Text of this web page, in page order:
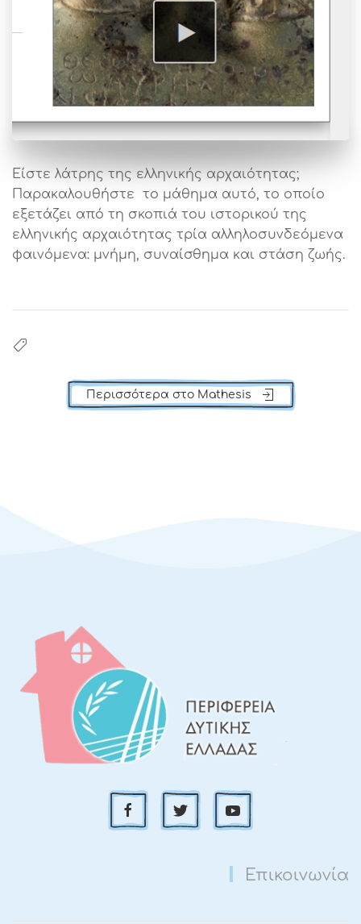
Είστε λάτρης της ελληνικής αρχαιότητας;
Παρακαλουθήστε το μάθημα αυτό, το οποίο
εξετάζει από τη σκοπιά του ιστορικού της
ελληνικής αρχαιότητας τρία αλληλοσυνδεόμενα
φαινόμενα: μνήμη, συναίσθημα και στάση ζωής.
Περισσότερα στο Mathesis
Επικοινωνία